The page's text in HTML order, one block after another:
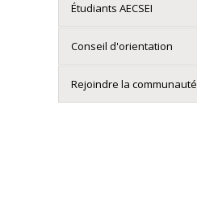
Étudiants AECSEI
Conseil d'orientation
Rejoindre la communauté